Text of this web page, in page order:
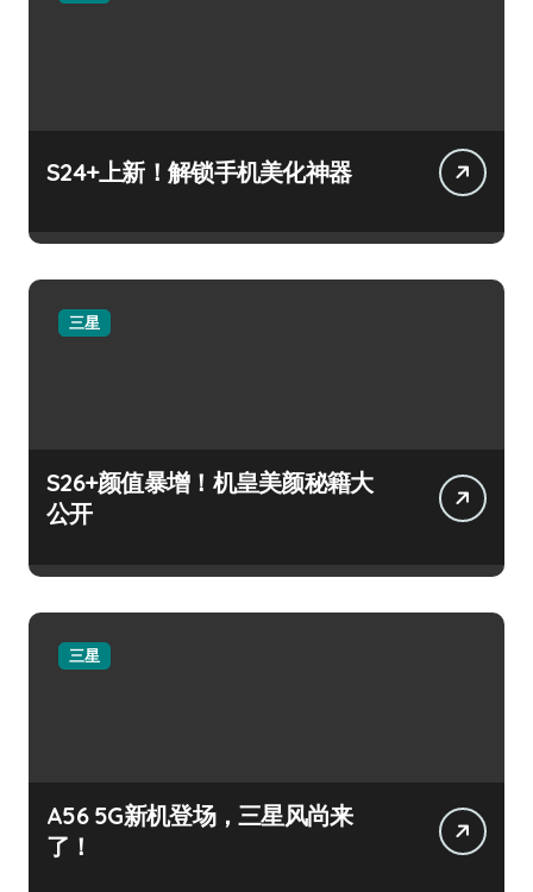
S24+上新！解锁手机美化神器
三星
S26+颜值暴增！机皇美颜秘籍大
公开
三星
A56 5G新机登场，三星风尚来
了！